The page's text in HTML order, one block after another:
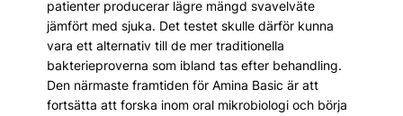
patienter producerar lägre mängd svavelväte
jämfört med sjuka. Det testet skulle därför kunna
vara ett alternativ till de mer traditionella
bakterieproverna som ibland tas efter behandling.
Den närmaste framtiden för Amina Basic är att
fortsätta att forska inom oral mikrobiologi och börja